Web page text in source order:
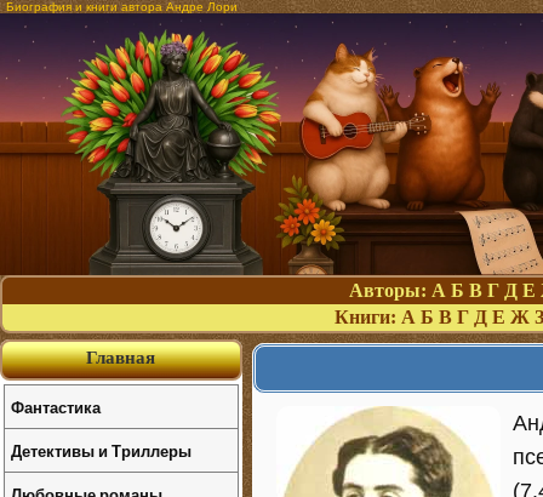
Биография и книги автора Андре Лори
Авторы: А Б В Г Д Е
Книги: А Б В Г Д Е Ж З
Главная
Фантастика
Детективы и Триллеры